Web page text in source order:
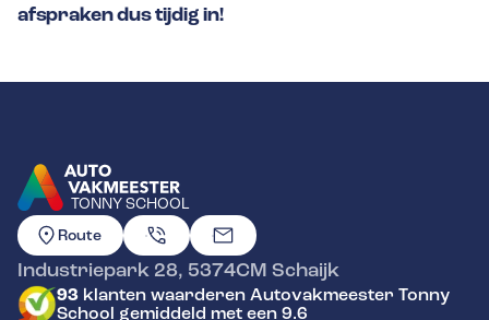
afspraken dus tijdig in!
TONNY SCHOOL
GA NAAR DE HOMEPAGINA
Route
Industriepark 28, 5374CM Schaijk
93 klanten waarderen Autovakmeester Tonny
School gemiddeld met een 9.6